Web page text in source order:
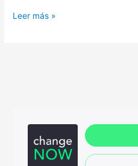
Leer más »